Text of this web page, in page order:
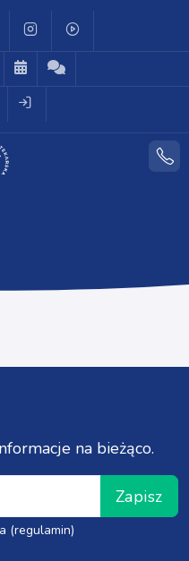
na bieżąco.
Zapisz
(regulamin)